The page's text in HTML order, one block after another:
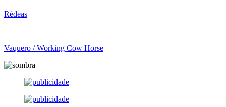
Rédeas
Vaquero / Working Cow Horse